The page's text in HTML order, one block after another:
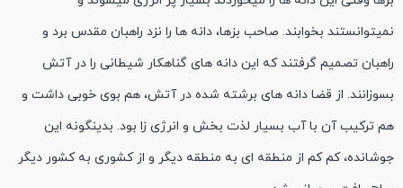
نمیتوانستند بخوابند. صاحب بزها، دانه ها را نزد راهبان مقدس برد و
راهبان تصمیم گرفتند که این دانه های گناهکار شیطانی را در آتش
بسوزانند. از قضا دانه های برشته شده در آتش، هم بوی خوبی داشت و
هم ترکیب آن با آب بسیار لذت بخش و انرژی زا بود. بدینگونه این
جوشانده، کم‌ کم از منطقه ای به منطقه دیگر و از کشوری به کشور دیگر